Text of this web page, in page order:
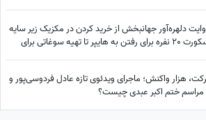
دلهره‌آور جهانبخش از خرید کردن در مکزیک زیر سایه
وحشت؛ از اسکورت 20 نفره برای رفتن به هایپر تا تهیه سوغاتی برای
هزار واکنش؛ ماجرای ویدئوی تازه عادل فردوسی‌پور و
مراسم ختم اکبر عبدی چیست؟